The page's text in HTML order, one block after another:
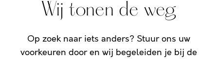
Wij tonen de weg
Op zoek naar iets anders? Stuur ons uw
voorkeuren door en wij begeleiden je bij de